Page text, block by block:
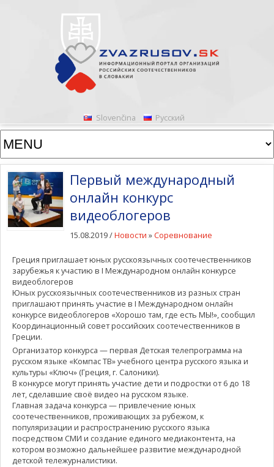
Slovenčina Русский
Первый международный
онлайн конкурс
видеоблогеров
15.08.2019 /Новости »Соревнование
Греция приглашает юных русскоязычных соотечественников
зарубежья к участию в I Международном онлайн конкурсе
видеоблогеров
Юных русскоязычных соотечественников из разных стран
приглашают принять участие в I Международном онлайн
конкурсе видеоблогеров «Хорошо там, где есть МЫ!», сообщил
Координационный совет российских соотечественников в
Греции.
Организатор конкурса — первая Детская телепрограмма на
русском языке «Компас ТВ» учебного центра русского языка и
культуры «Ключ» (Греция, г. Салоники).
В конкурсе могут принять участие дети и подростки от 6 до 18
лет, сделавшие своё видео на русском языке.
Главная задача конкурса — привлечение юных
соотечественников, проживающих за рубежом, к
популяризации и распространению русского языка
посредством СМИ и создание единого медиаконтента, на
котором возможно дальнейшее развитие международной
детской тележурналистики.